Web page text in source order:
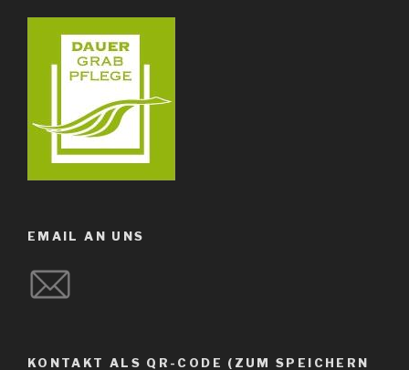
EMAIL AN UNS
KONTAKT ALS QR-CODE (ZUM SPEICHERN